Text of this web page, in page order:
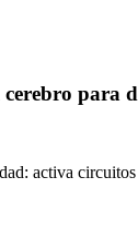
para
activa